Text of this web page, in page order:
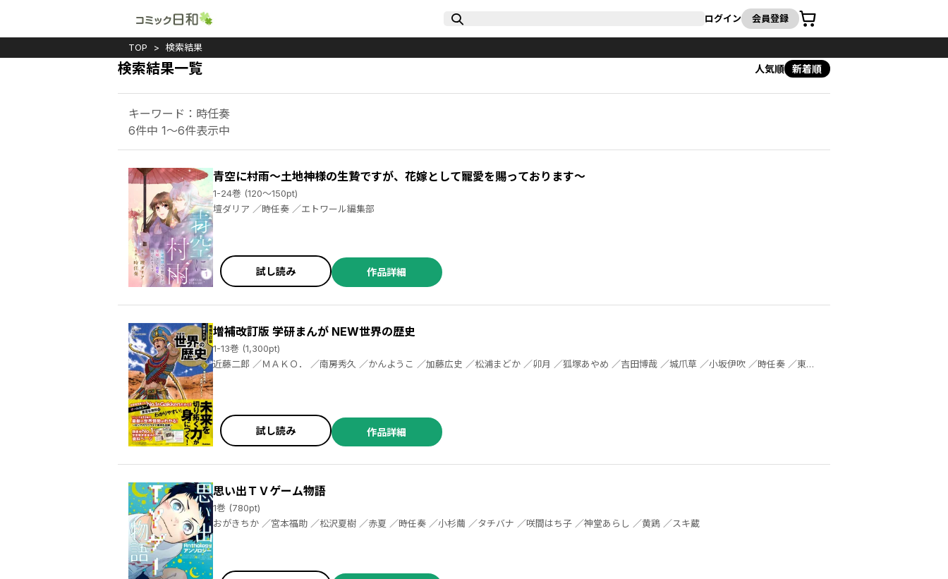
ログイン 会員登録
カート
TOP 検索結果
検索結果一覧 人気順 新着順
キーワード：時任奏
6件中 1～6件表示中
青空に村雨～土地神様の生贄ですが、花嫁として寵愛を賜っております～
1-24巻 (120～150pt)
壇ダリア ／時任奏 ／エトワール編集部
試し読み 作品詳細
増補改訂版 学研まんが NEW世界の歴史
1-13巻 (1,300pt)
近藤二郎 ／ＭＡＫＯ． ／南房秀久 ／かんようこ ／加藤広史 ／松浦まどか ／卯月 ／狐塚あやめ ／吉田博哉 ／城爪草 ／小坂伊吹 ／時任奏 ／東園
試し読み 作品詳細
思い出ＴＶゲーム物語
1巻 (780pt)
おがきちか ／宮本福助 ／松沢夏樹 ／赤夏 ／時任奏 ／小杉繭 ／タチバナ ／咲間はち子 ／神堂あらし ／黄鶏 ／スキ蔵